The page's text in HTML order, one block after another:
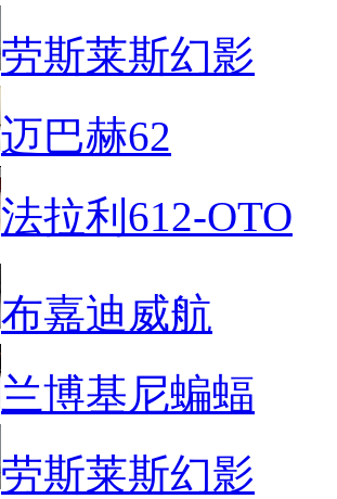
劳斯莱斯幻影
迈巴赫62
法拉利612-OTO
布嘉迪威航
兰博基尼蝙蝠
劳斯莱斯幻影